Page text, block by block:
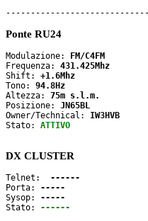
Ponte RU24
Modulazione: FM/C4FM
Frequenza: 431.425Mhz
Shift: +1.6Mhz
Tono: 94.8Hz
Altezza: 75m s.l.m.
Posizione: JN65BL
Owner/Technical: IW3HVB
Stato: ATTIVO
DX CLUSTER
Telnet:
------
Porta: -----
Sysop: -----
Stato: ------